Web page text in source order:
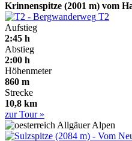
Krinnenspitze (2001 m) vom
T2
Aufstieg
2:45 h
Abstieg
2:00 h
Höhenmeter
860 m
Strecke
10,8 km
zur Tour »
Allgäuer Alpen